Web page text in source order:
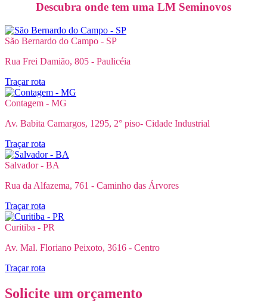
Descubra onde tem uma LM Seminovos
São Bernardo do Campo - SP
Rua Frei Damião, 805 - Paulicéia
Traçar rota
Contagem - MG
Av. Babita Camargos, 1295, 2° piso- Cidade Industrial
Traçar rota
Salvador - BA
Rua da Alfazema, 761 - Caminho das Árvores
Traçar rota
Curitiba - PR
Av. Mal. Floriano Peixoto, 3616 - Centro
Traçar rota
Solicite um orçamento